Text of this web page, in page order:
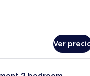
Ver
Un dormitorio moderno con